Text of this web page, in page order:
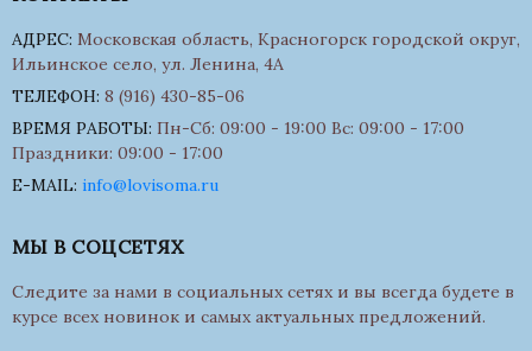
АДРЕС: Московская область, Красногорск городской округ,
Ильинское село, ул. Ленина, 4А
ТЕЛЕФОН: 8 (916) 430-85-06
ВРЕМЯ РАБОТЫ: Пн-Сб: 09:00 - 19:00 Вс: 09:00 - 17:00
Праздники: 09:00 - 17:00
E-MAIL: info@lovisoma.ru
МЫ В СОЦСЕТЯХ
Следите за нами в социальных сетях и вы всегда будете в
курсе всех новинок и самых актуальных предложений.